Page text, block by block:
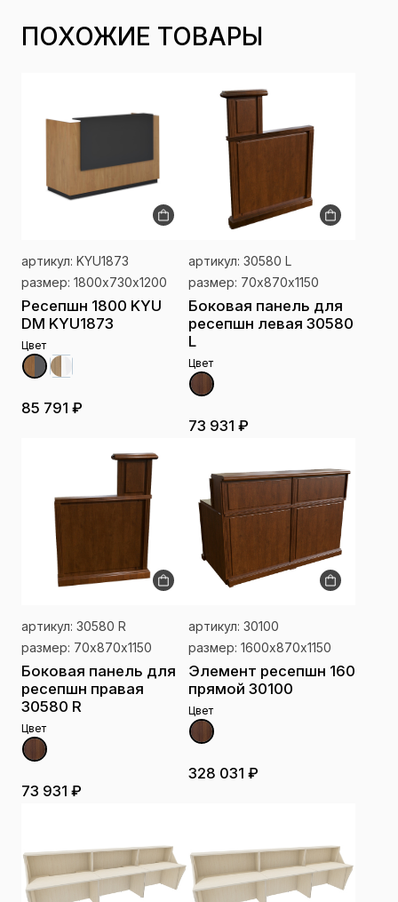
ПОХОЖИЕ ТОВАРЫ
артикул: KYU1873
размер: 1800х730х1200
Ресепшн 1800 KYU
DM KYU1873
Цвет
85 791 ₽
артикул: 30580 L
размер: 70х870х1150
Боковая панель для
ресепшн левая 30580
L
Цвет
73 931 ₽
артикул: 30580 R
размер: 70х870х1150
Боковая панель для
ресепшн правая
30580 R
Цвет
73 931 ₽
артикул: 30100
размер: 1600х870х1150
Элемент ресепшн 160
прямой 30100
Цвет
328 031 ₽